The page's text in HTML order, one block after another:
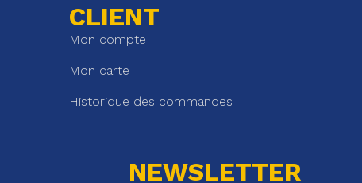
CLIENT
Mon compte
Mon carte
Historique des commandes
NEWSLETTER